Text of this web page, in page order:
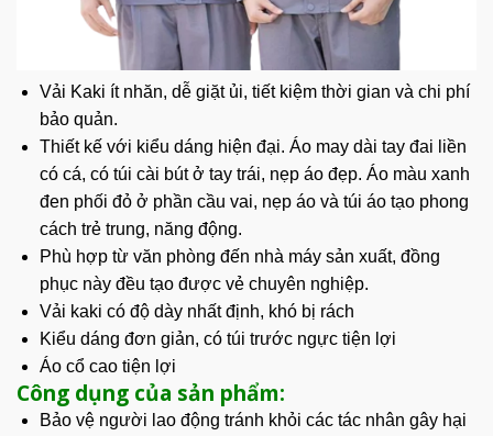
Vải Kaki ít nhăn, dễ giặt ủi, tiết kiệm thời gian và chi phí
bảo quản.
Thiết kế với kiểu dáng hiện đại. Áo may dài tay đai liền
có cá, có túi cài bút ở tay trái, nẹp áo đẹp. Áo màu xanh
đen phối đỏ ở phần cầu vai, nẹp áo và túi áo tạo phong
cách trẻ trung, năng động.
Phù hợp từ văn phòng đến nhà máy sản xuất, đồng
phục này đều tạo được vẻ chuyên nghiệp.
Vải kaki có độ dày nhất định, khó bị rách
Kiểu dáng đơn giản, có túi trước ngực tiện lợi
Áo cổ cao tiện lợi
Công dụng của sản phẩm:
Bảo vệ người lao động tránh khỏi các tác nhân gây hại